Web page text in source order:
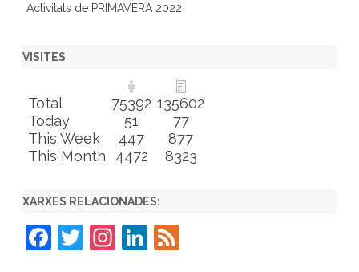
Activitats de PRIMAVERA 2022
VISITES
Total 75392 135602
Today
51
77
This Week
447
877
This Month
4472 8323
XARXES RELACIONADES:
F
T
In Li